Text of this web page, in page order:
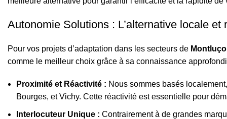
Autonomie Solutions : L’alternative locale et
Pour vos projets d’adaptation dans les secteurs de
comme le meilleur choix grâce à sa connaissance
Proximité et Réactivité : Nous sommes basés
Bourges, et Vichy. Cette réactivité est essentielle pour
Interlocuteur Unique : Contrairement à de grandes